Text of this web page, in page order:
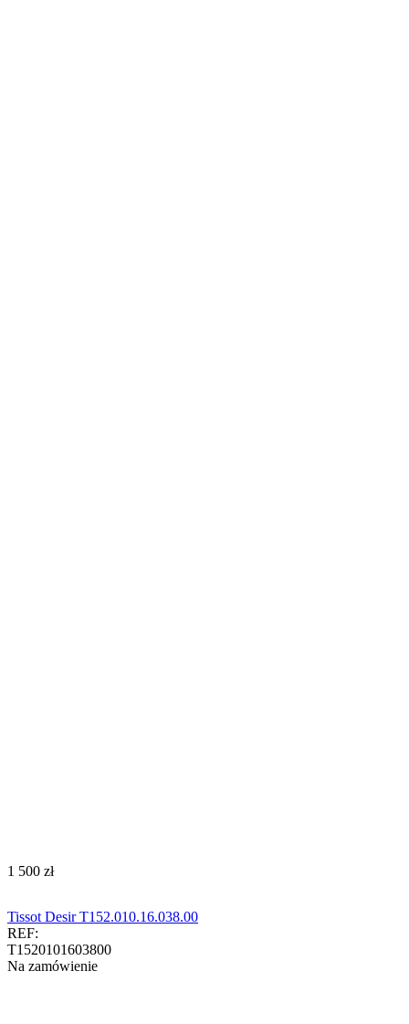
‍1 500‍ zł
Tissot Desir T152.010.16.038.00
REF:
T1520101603800
Na zamówienie